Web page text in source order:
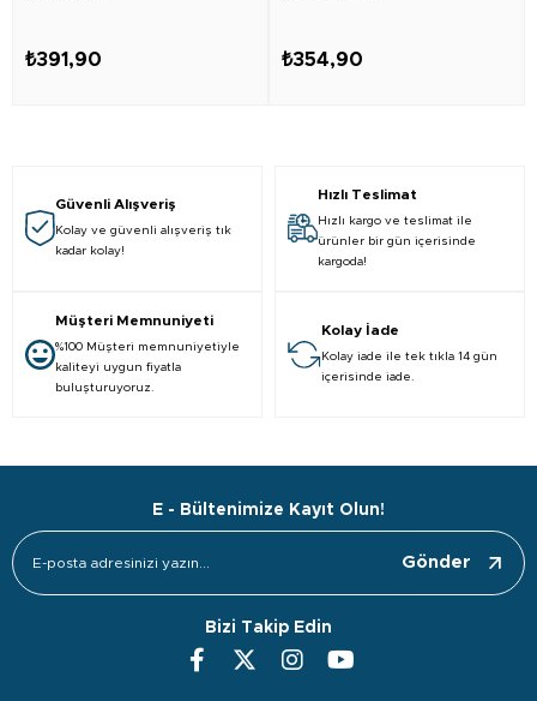
₺391,90 ₺354,90
Güvenli Alışveriş
Kolay ve güvenli alışveriş tık
kadar kolay!
Hızlı Teslimat
Hızlı kargo ve teslimat ile
ürünler bir gün içerisinde
kargoda!
Müşteri Memnuniyeti
%100 Müşteri memnuniyetiyle
kaliteyi uygun fiyatla
buluşturuyoruz.
Kolay İade
Kolay iade ile tek tıkla 14 gün
içerisinde iade.
E - Bültenimize Kayıt Olun!
Gönder
Bizi Takip Edin